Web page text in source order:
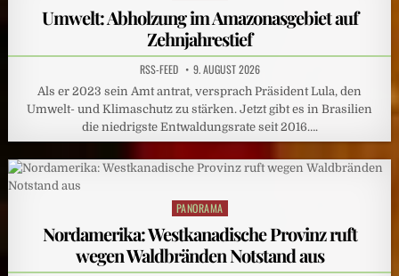
Umwelt: Abholzung im Amazonasgebiet auf
Zehnjahrestief
RSS-FEED 9. AUGUST 2026
Als er 2023 sein Amt antrat, versprach Präsident Lula, den
Umwelt- und Klimaschutz zu stärken. Jetzt gibt es in Brasilien
die niedrigste Entwaldungsrate seit 2016….
Posted
PANORAMA
Nordamerika: Westkanadische Provinz ruft
wegen Waldbränden Notstand aus